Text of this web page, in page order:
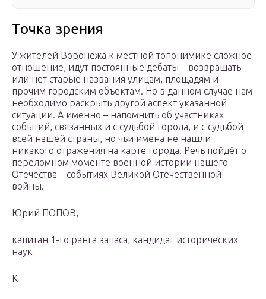
Точка зрения
У жителей Воронежа к местной топонимике сложное
отношение, идут постоянные дебаты – возвращать
или нет старые названия улицам, площадям и
прочим городским объектам. Но в данном случае нам
необходимо раскрыть другой аспект указанной
ситуации. А именно – напомнить об участниках
событий, связанных и с судьбой города, и с судьбой
всей нашей страны, но чьи имена не нашли
никакого отражения на карте города. Речь пойдёт о
переломном моменте военной истории нашего
Отечества – событиях Великой Отечественной
войны.
Юрий ПОПОВ,
капитан 1-го ранга запаса, кандидат исторических
наук
К